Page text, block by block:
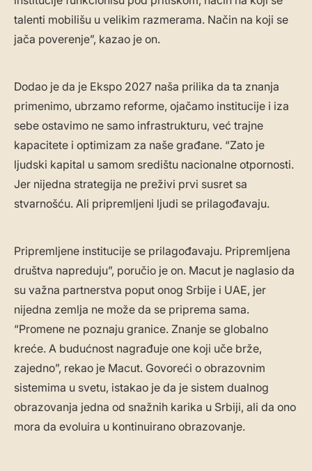
talenti mobilišu u velikim razmerama. Način na koji se
jača poverenje”, kazao je on.
Dodao je da je Ekspo 2027 naša prilika da ta znanja
primenimo, ubrzamo reforme, ojačamo institucije i iza
sebe ostavimo ne samo infrastrukturu, već trajne
kapacitete i optimizam za naše građane. “Zato je
ljudski kapital u samom središtu nacionalne otpornosti.
Jer nijedna strategija ne preživi prvi susret sa
stvarnošću. Ali pripremljeni ljudi se prilagođavaju.
Pripremljene institucije se prilagođavaju. Pripremljena
društva napreduju”, poručio je on. Macut je naglasio da
su važna partnerstva poput onog Srbije i UAE, jer
nijedna zemlja ne može da se priprema sama.
“Promene ne poznaju granice. Znanje se globalno
kreće. A budućnost nagrađuje one koji uče brže,
zajedno”, rekao je Macut. Govoreći o obrazovnim
sistemima u svetu, istakao je da je sistem dualnog
obrazovanja jedna od snažnih karika u Srbiji, ali da ono
mora da evoluira u kontinuirano obrazovanje.